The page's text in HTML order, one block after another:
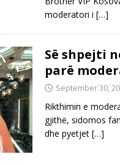
moderatori i […]
Së shpejti
parë
September 30,
Rikthimin e
gjithë, sidomos
dhe pyetjet […]